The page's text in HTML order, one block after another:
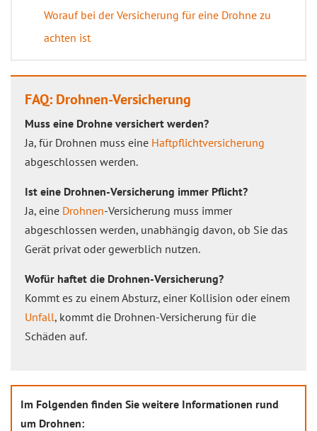
Worauf bei der Versicherung für eine Drohne zu
achten ist
FAQ: Drohnen-Versicherung
Muss eine Drohne versichert werden?
Ja, für Drohnen muss eine Haftpflichtversicherung
abgeschlossen werden.
Ist eine Drohnen-Versicherung immer Pflicht?
Ja, eine Drohnen-Versicherung muss immer
abgeschlossen werden, unabhängig davon, ob Sie das
Gerät privat oder gewerblich nutzen.
Wofür haftet die Drohnen-Versicherung?
Kommt es zu einem Absturz, einer Kollision oder einem
Unfall, kommt die Drohnen-Versicherung für die
Schäden auf.
Im Folgenden finden Sie weitere Informationen rund
um Drohnen: